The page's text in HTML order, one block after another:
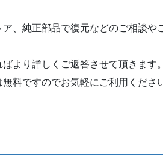
、純正部品で復元などのご相談や
より詳しくご返答させて頂きます。
料ですのでお気軽にご利用くださ